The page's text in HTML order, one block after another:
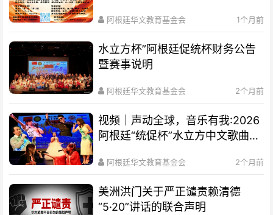
阿根廷华文教育基金会 1个月前
水立方杯”阿根廷促统杯财务公告
暨赛事说明
阿根廷华文教育基金会 2个月前
视频｜声动全球，音乐有我:2026
阿根廷“统促杯”水立方中文歌曲大
阿根廷华文教育基金会 2个月前
美洲洪门关于严正谴责赖清德
“5·20”讲话的联合声明